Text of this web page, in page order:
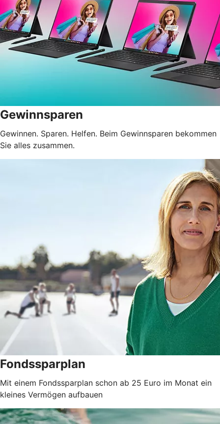
Gewinnsparen
Gewinnen. Sparen. Helfen. Beim Gewinnsparen bekommen
Sie alles zusammen.
Fondssparplan
Mit einem Fondssparplan schon ab 25 Euro im Monat ein
kleines Vermögen aufbauen